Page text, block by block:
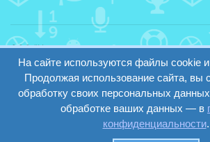
ООО "Центр
образования и
консалтинга"
Волгоград 2008-
2026
вход
регистрация
На сайте используются файлы cookie
Продолжая использование сайта, вы
обработку своих персональных
обработке ваших данных — в
конфиденциальности.